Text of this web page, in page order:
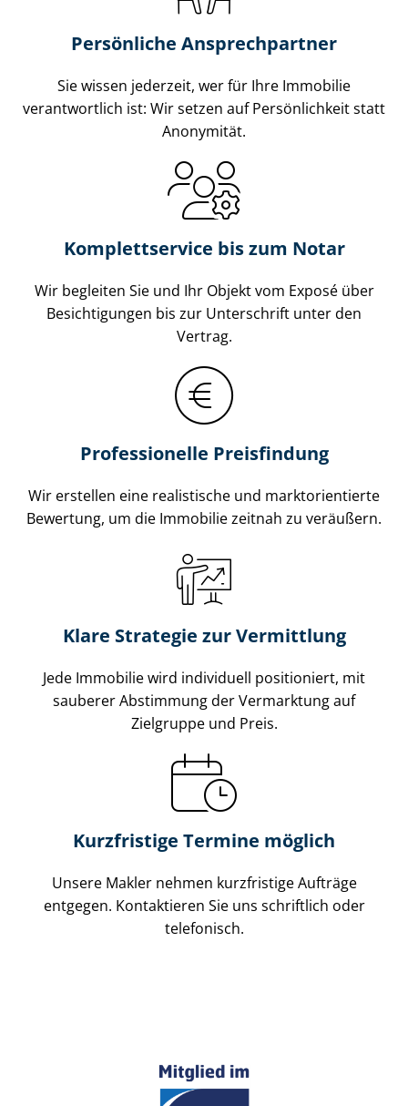
Persönliche Ansprechpartner
Sie wissen jederzeit, wer für Ihre Immobilie
verantwortlich ist: Wir setzen auf Persönlichkeit statt
Anonymität.
Komplettservice bis zum Notar
Wir begleiten Sie und Ihr Objekt vom Exposé über
Besichtigungen bis zur Unterschrift unter den
Vertrag.
Professionelle Preisfindung
Wir erstellen eine realistische und markt­ori­en­tier­te
Bewertung, um die Immobilie zeitnah zu veräußern.
Klare Strategie zur Vermittlung
Jede Immobilie wird individuell positioniert, mit
sauberer Abstimmung der Vermarktung auf
Zielgruppe und Preis.
Kurzfristige Termine möglich
Unsere Makler nehmen kurzfristige Aufträge
entgegen. Kontaktieren Sie uns schriftlich oder
telefonisch.